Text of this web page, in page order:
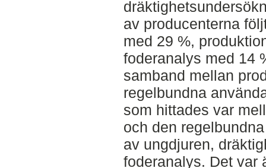
av producenterna
med 29 %,
foderanalys med 14
samband mellan
regelbundna
som hittades var
och den
av ungdjuren,
foderanalys. Det var